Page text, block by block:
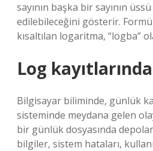
sayının başka bir sayının
edilebileceğini gösterir.
kısaltılan logaritma, “logba”
Log
Bilgisayar biliminde, günlük
sisteminde meydana gelen
bir günlük dosyasında
bilgiler, sistem hataları,